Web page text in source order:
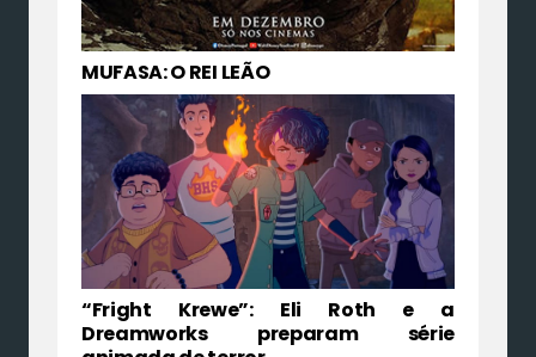
MUFASA: O REI LEÃO
“Fright Krewe”: Eli Roth e a
Dreamworks preparam série